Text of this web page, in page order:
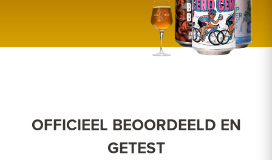
OFFICIEEL BEOORDEELD EN
GETEST